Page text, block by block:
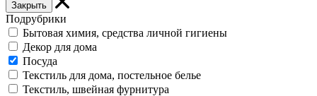
Закрыть
Подрубрики
Бытовая химия, средства личной гигиены
Декор для дома
Посуда
Текстиль для дома, постельное белье
Текстиль, швейная фурнитура